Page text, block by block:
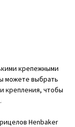
крепежными
можете выбрать
крепления, чтобы
Henbaker